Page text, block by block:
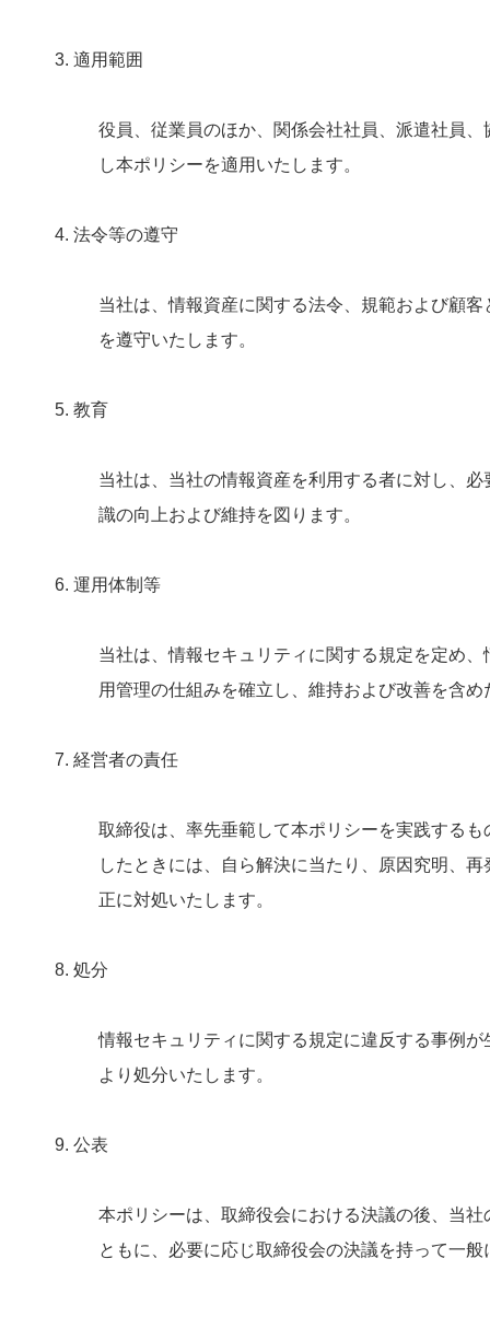
3. 適用範囲
役員、従業員のほか、関係会社社員、派遣社員
し本ポリシーを適用いたします。
4. 法令等の遵守
当社は、情報資産に関する法令、規範および顧
を遵守いたします。
5. 教育
当社は、当社の情報資産を利用する者に対し、
識の向上および維持を図ります。
6. 運用体制等
当社は、情報セキュリティに関する規定を定め
用管理の仕組みを確立し、維持および改善を含
7. 経営者の責任
取締役は、率先垂範して本ポリシーを実践する
したときには、自ら解決に当たり、原因究明、
正に対処いたします。
8. 処分
情報セキュリティに関する規定に違反する事例
より処分いたします。
9. 公表
本ポリシーは、取締役会における決議の後、当
ともに、必要に応じ取締役会の決議を持って一